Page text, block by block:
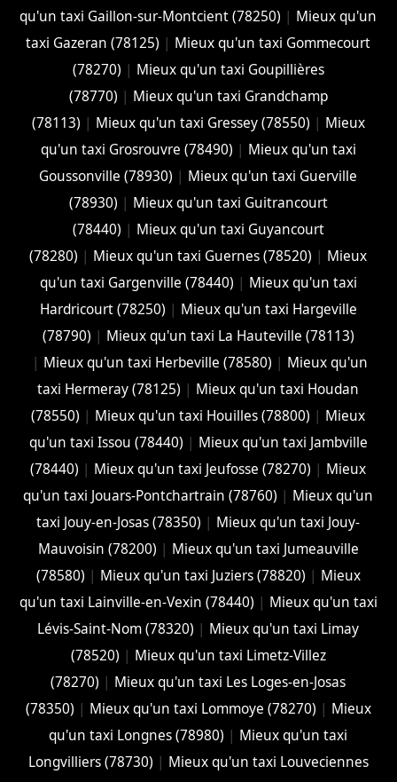
qu'un taxi Gaillon-sur-Montcient (78250) | Mieux qu'un
taxi Gazeran (78125) | Mieux qu'un taxi Gommecourt
(78270) | Mieux qu'un taxi Goupillières
(78770) | Mieux qu'un taxi Grandchamp
(78113) | Mieux qu'un taxi Gressey (78550) | Mieux
qu'un taxi Grosrouvre (78490) | Mieux qu'un taxi
Goussonville (78930) | Mieux qu'un taxi Guerville
(78930) | Mieux qu'un taxi Guitrancourt
(78440) | Mieux qu'un taxi Guyancourt
(78280) | Mieux qu'un taxi Guernes (78520) | Mieux
qu'un taxi Gargenville (78440) | Mieux qu'un taxi
Hardricourt (78250) | Mieux qu'un taxi Hargeville
(78790) | Mieux qu'un taxi La Hauteville (78113)
| Mieux qu'un taxi Herbeville (78580) | Mieux qu'un
taxi Hermeray (78125) | Mieux qu'un taxi Houdan
(78550) | Mieux qu'un taxi Houilles (78800) | Mieux
qu'un taxi Issou (78440) | Mieux qu'un taxi Jambville
(78440) | Mieux qu'un taxi Jeufosse (78270) | Mieux
qu'un taxi Jouars-Pontchartrain (78760) | Mieux qu'un
taxi Jouy-en-Josas (78350) | Mieux qu'un taxi Jouy-
Mauvoisin (78200) | Mieux qu'un taxi Jumeauville
(78580) | Mieux qu'un taxi Juziers (78820) | Mieux
qu'un taxi Lainville-en-Vexin (78440) | Mieux qu'un taxi
Lévis-Saint-Nom (78320) | Mieux qu'un taxi Limay
(78520) | Mieux qu'un taxi Limetz-Villez
(78270) | Mieux qu'un taxi Les Loges-en-Josas
(78350) | Mieux qu'un taxi Lommoye (78270) | Mieux
qu'un taxi Longnes (78980) | Mieux qu'un taxi
Longvilliers (78730) | Mieux qu'un taxi Louveciennes